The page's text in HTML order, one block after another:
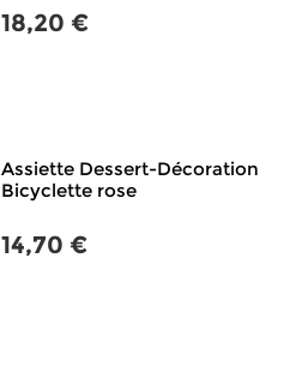
18,20 €
Assiette Dessert-Décoration
Bicyclette rose
14,70 €